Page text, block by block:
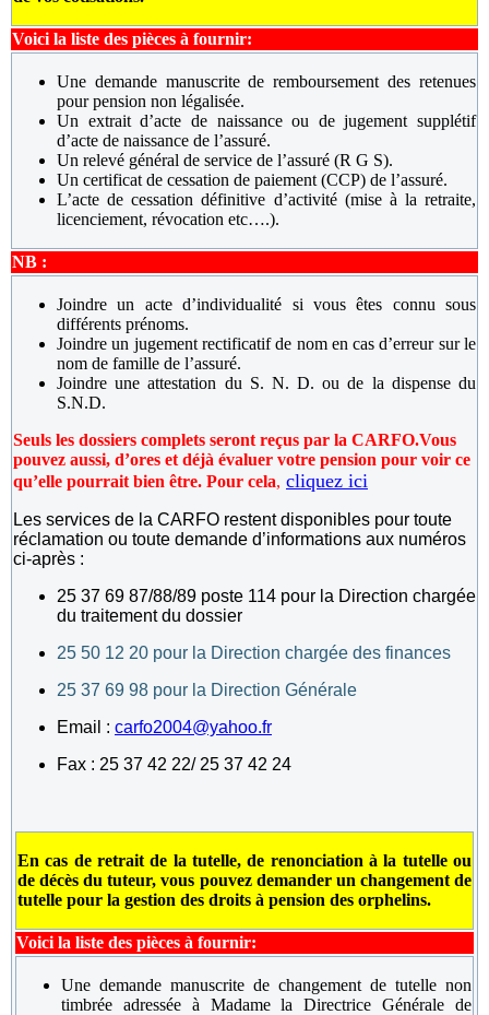
Voici la liste des pièces à fournir:
Une demande manuscrite de remboursement des retenues
pour pension non légalisée.
Un extrait d’acte de naissance ou de jugement supplétif
d’acte de naissance de l’assuré.
Un relevé général de service de l’assuré (R G S).
Un certificat de cessation de paiement (CCP) de l’assuré.
L’acte de cessation définitive d’activité (mise à la retraite,
licenciement, révocation etc….).
NB :
Joindre un acte d’individualité si vous êtes connu sous
différents prénoms.
Joindre un jugement rectificatif de nom en cas d’erreur sur le
nom de famille de l’assuré.
Joindre une attestation du S. N. D. ou de la dispense du
S.N.D.
Seuls les dossiers complets seront reçus par la CARFO.Vous
pouvez aussi, d’ores et déjà évaluer votre pension pour voir ce
qu’elle pourrait bien être. Pour cela, cliquez ici
Les services de la CARFO restent disponibles pour toute
réclamation ou toute demande d’informations aux numéros
ci-après :
25 37 69 87/88/89 poste 114 pour la Direction chargée
du traitement du dossier
25 50 12 20 pour la Direction chargée des finances
25 37 69 98 pour la Direction Générale
Email : carfo2004@yahoo.fr
Fax : 25 37 42 22/ 25 37 42 24
En cas de retrait de la tutelle, de renonciation à la tutelle ou
de décès du tuteur, vous pouvez demander un changement de
tutelle pour la gestion des droits à pension des orphelins.
Voici la liste des pièces à fournir:
Une demande manuscrite de changement de tutelle non
timbrée adressée à Madame la Directrice Générale de